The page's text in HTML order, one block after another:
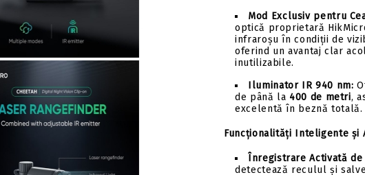
Mod Exclusiv pentru
optică proprietară
infraroșu în condiții de
oferind un avantaj clar
inutilizabile.
Iluminator IR 940 nm:
de până la 400 de metri,
excelentă în beznă totală.
Funcționalități Inteligente și
Înregistrare Activată de
detectează reculul și